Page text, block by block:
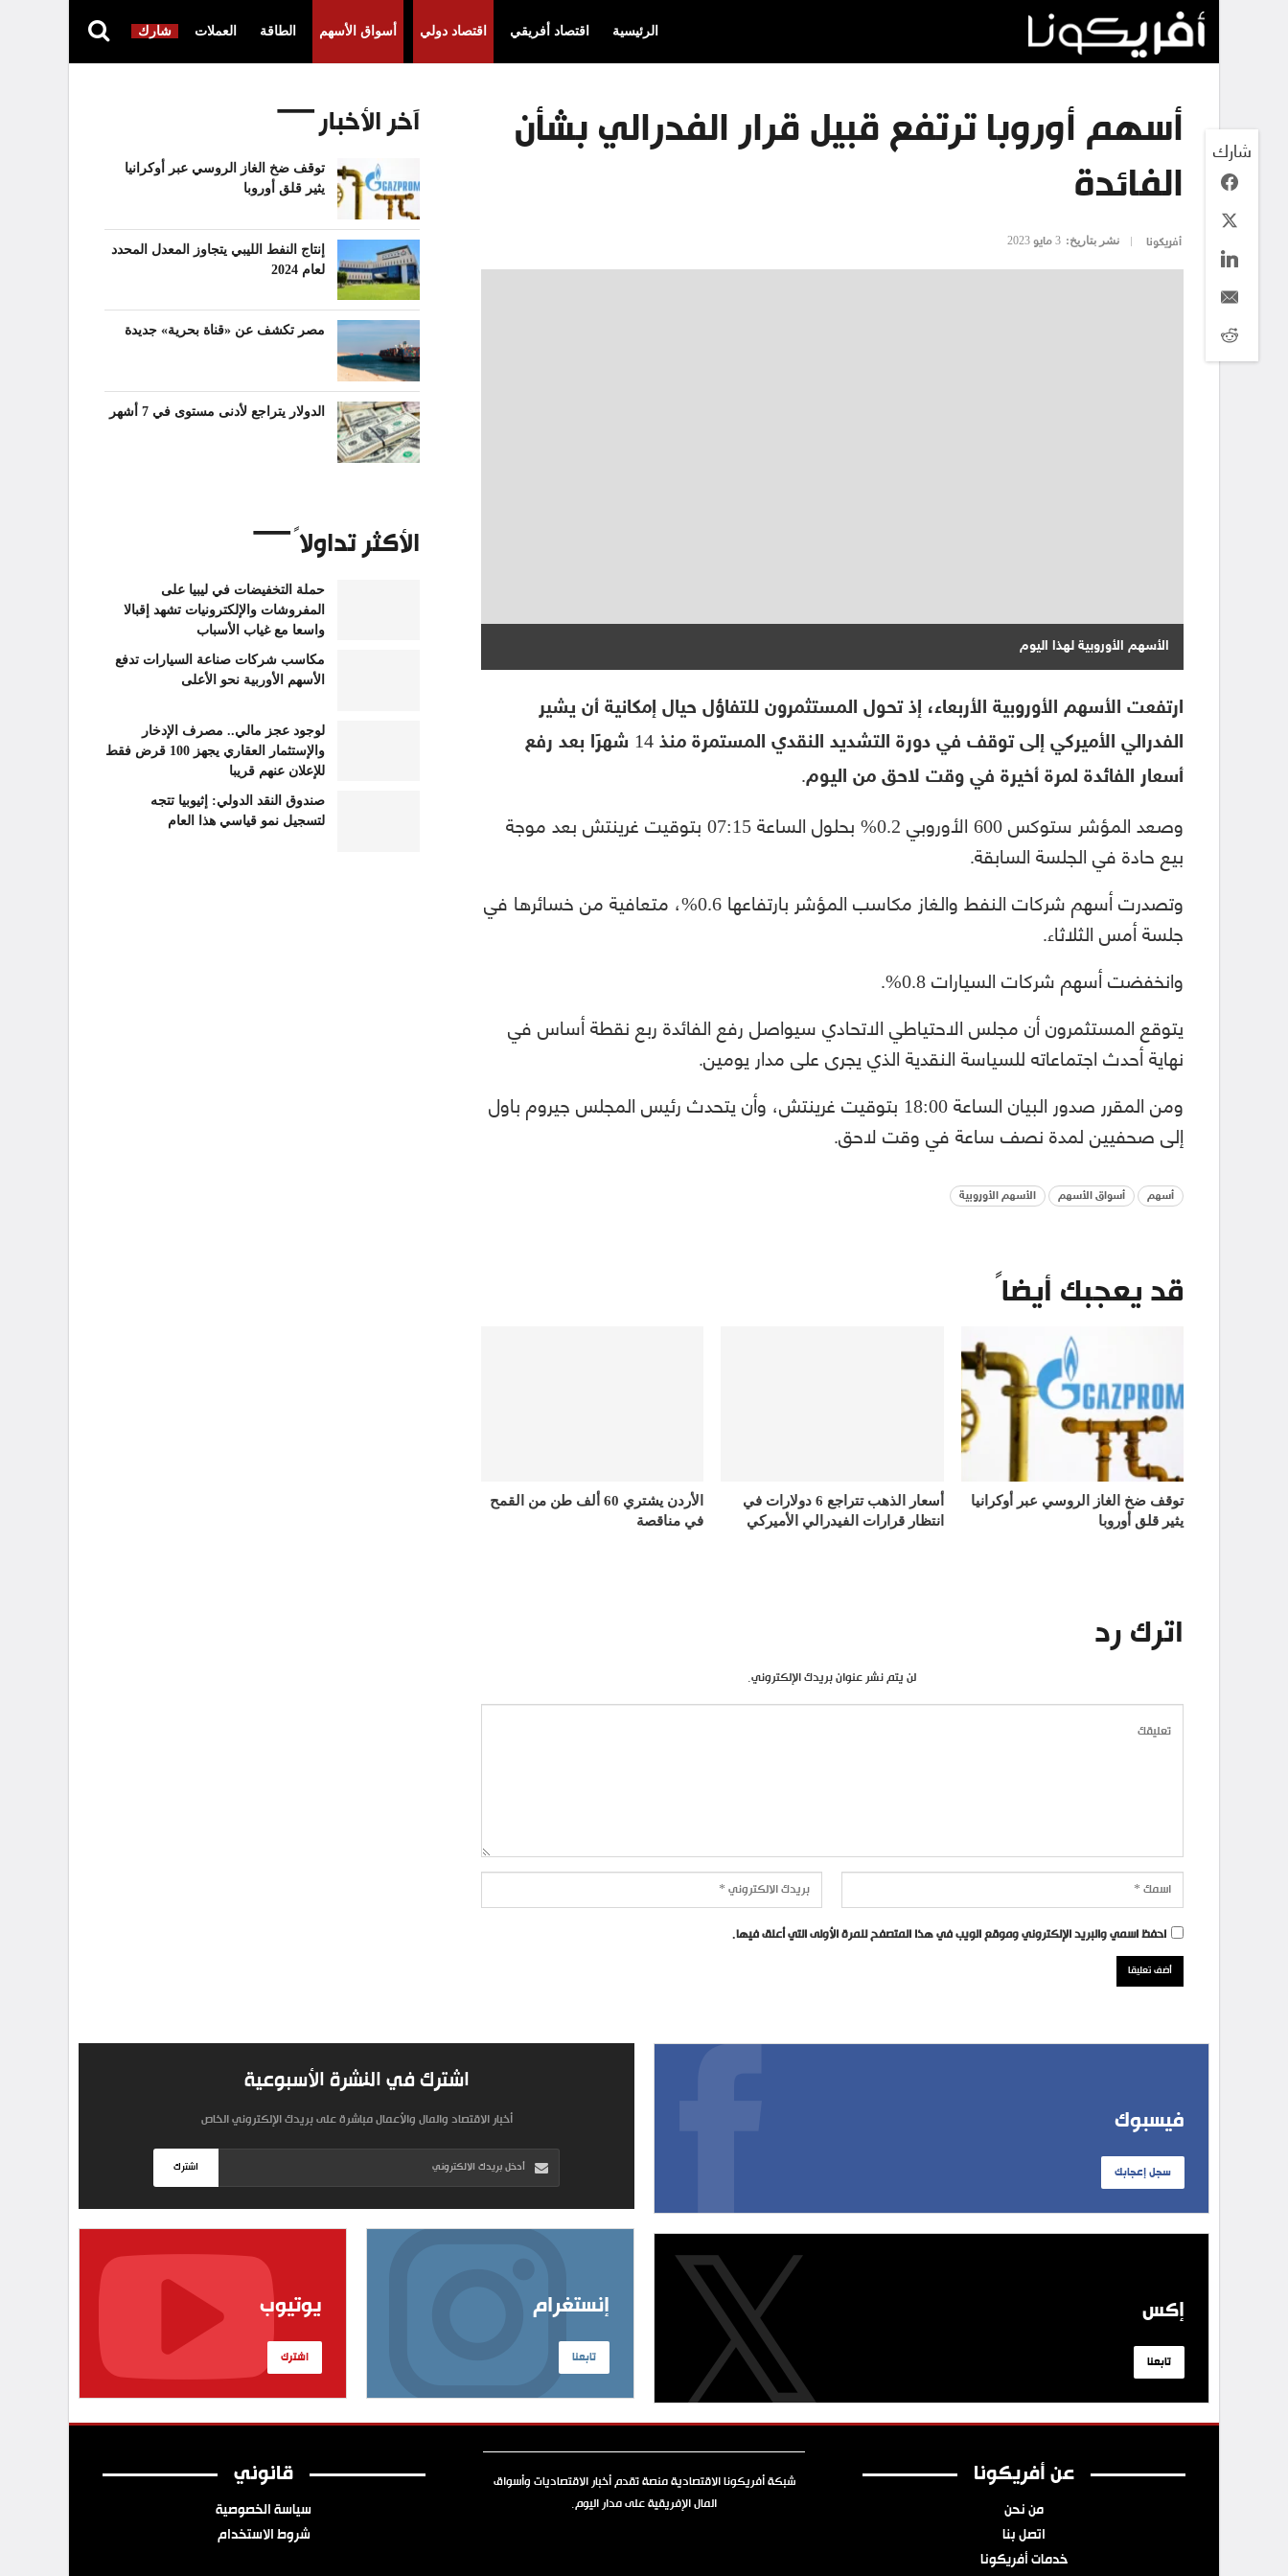
الرئيسية اقتصاد أفريقي اقتصاد دولي أسواق الأسهم الطاقة العملات شارك
أسهم أوروبا ترتفع قبيل قرار الفدرالي بشأن
الفائدة
أفريكونا نشر بتاريخ: 3 مايو 2023
الأسهم الأوروبية لهذا اليوم
شارك
ارتفعت الأسهم الأوروبية الأربعاء، إذ تحول المستثمرون للتفاؤل حيال إمكانية أن يشير
الفدرالي الأميركي إلى توقف في دورة التشديد النقدي المستمرة منذ 14 شهرًا بعد رفع
أسعار الفائدة لمرة أخيرة في وقت لاحق من اليوم.
وصعد المؤشر ستوكس 600 الأوروبي 0.2% بحلول الساعة 07:15 بتوقيت غرينتش بعد موجة
بيع حادة في الجلسة السابقة.
وتصدرت أسهم شركات النفط والغاز مكاسب المؤشر بارتفاعها 0.6%، متعافية من خسائرها في
جلسة أمس الثلاثاء.
وانخفضت أسهم شركات السيارات 0.8%.
يتوقع المستثمرون أن مجلس الاحتياطي الاتحادي سيواصل‭‭ ‬‬رفع الفائدة ربع نقطة أساس في
نهاية أحدث اجتماعاته للسياسة النقدية الذي يجرى على مدار يومين.
ومن المقرر صدور البيان الساعة 18:00 بتوقيت غرينتش، وأن يتحدث رئيس المجلس جيروم باول
إلى صحفيين لمدة نصف ساعة في وقت لاحق.
أسهم أسواق الأسهم الأسهم الأوروبية
قد يعجبك أيضاً
توقف ضخ الغاز الروسي عبر أوكرانيا
يثير قلق أوروبا
أسعار الذهب تتراجع 6 دولارات في
انتظار قرارات الفيدرالي الأميركي
الأردن يشتري 60 ألف طن من القمح
في مناقصة
اترك رد
لن يتم نشر عنوان بريدك الإلكتروني.
احفظ اسمي والبريد الإلكتروني وموقع الويب في هذا المتصفح للمرة الأولى التي أعلق فيها.
آخر الأخبار
توقف ضخ الغاز الروسي عبر أوكرانيا
يثير قلق أوروبا
إنتاج النفط الليبي يتجاوز المعدل المحدد
لعام 2024
مصر تكشف عن «قناة بحرية» جديدة
الدولار يتراجع لأدنى مستوى في 7 أشهر
الأكثر تداولاً
حملة التخفيضات في ليبيا على
المفروشات والإلكترونيات تشهد إقبالا
واسعا مع غياب الأسباب
مكاسب شركات صناعة السيارات تدفع
الأسهم الأوربية نحو الأعلى
لوجود عجز مالي.. مصرف الإدخار
والإستثمار العقاري يجهز 100 قرض فقط
للإعلان عنهم قريبا
صندوق النقد الدولي: إثيوبيا تتجه
لتسجيل نمو قياسي هذا العام
فيسبوك
سجل إعجابك
إكس
تابعنا
اشترك في النشرة الأسبوعية
أخبار الاقتصاد والمال والأعمال مباشرة على بريدك الإلكتروني الخاص
اشترك
إنستغرام
تابعنا
يوتيوب
اشترك
عن أفريكونا
من نحن
اتصل بنا
خدمات أفريكونا
شبكة أفريكونا الاقتصادية منصة تقدم أخبار الاقتصاديات وأسواق
المال الإفريقية على مدار اليوم.
قانوني
سياسة الخصوصية
شروط الاستخدام